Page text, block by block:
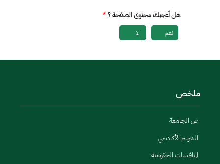
هل أعجبك محتوى الصفحة ؟
نعم لا
ملخص
عن الجامعة
التقويم الأكاديمي
المنافسات الحكومية